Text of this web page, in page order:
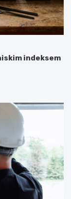
indeksem